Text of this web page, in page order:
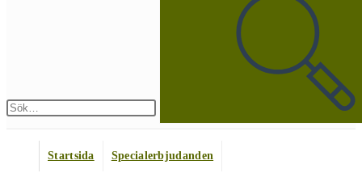
Startsida
Specialerbjudanden